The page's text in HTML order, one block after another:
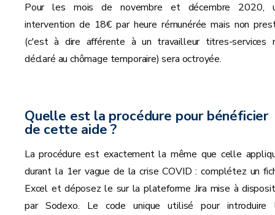
Pour les mois de novembre et décembre 2020,
intervention de 18€ par heure rémunérée mais non
(c'est à dire afférente à un travailleur titres-services
déclaré au chômage temporaire) sera octroyée.
Quelle est la procédure pour bénéficier
de cette aide ?
La procédure est exactement la même que celle
durant la 1er vague de la crise COVID : complétez un
Excel et déposez le sur la plateforme Jira mise à
par Sodexo. Le code unique utilisé pour introduire